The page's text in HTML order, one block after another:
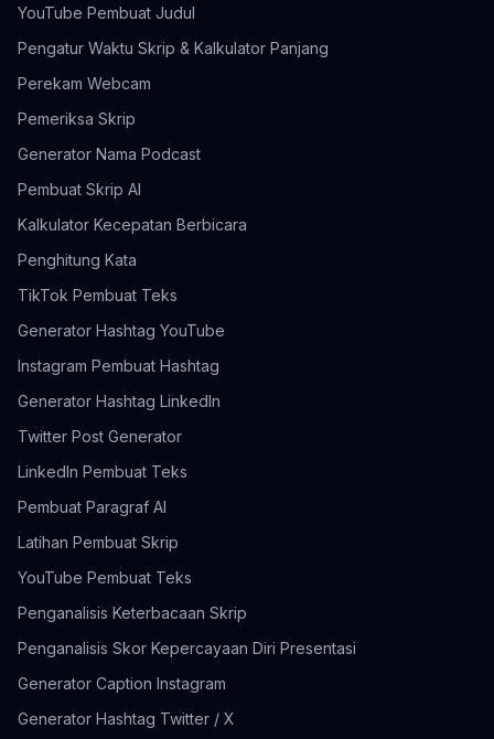
YouTube Pembuat Judul
Pengatur Waktu Skrip & Kalkulator Panjang
Perekam Webcam
Pemeriksa Skrip
Generator Nama Podcast
Pembuat Skrip AI
Kalkulator Kecepatan Berbicara
Penghitung Kata
TikTok Pembuat Teks
Generator Hashtag YouTube
Instagram Pembuat Hashtag
Generator Hashtag LinkedIn
Twitter Post Generator
LinkedIn Pembuat Teks
Pembuat Paragraf AI
Latihan Pembuat Skrip
YouTube Pembuat Teks
Penganalisis Keterbacaan Skrip
Penganalisis Skor Kepercayaan Diri Presentasi
Generator Caption Instagram
Generator Hashtag Twitter / X